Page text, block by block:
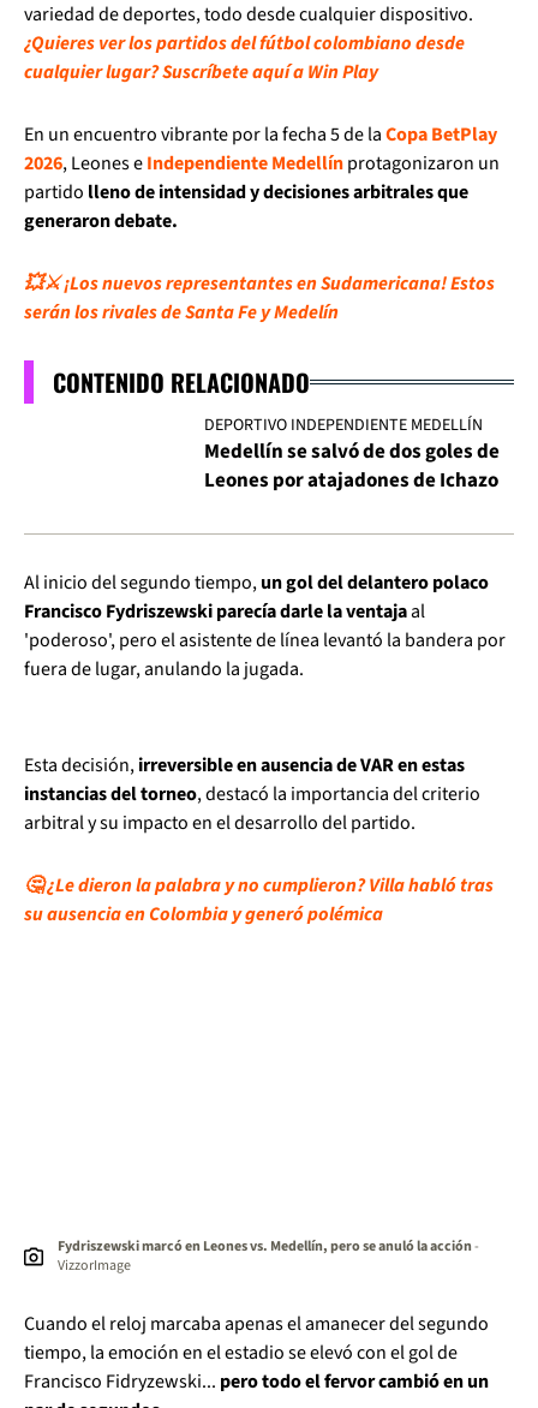
variedad de deportes, todo desde cualquier dispositivo.
¿Quieres ver los partidos del fútbol colombiano desde
cualquier lugar? Suscríbete aquí a Win Play
En un encuentro vibrante por la fecha 5 de laCopa BetPlay
2026, Leones eIndependiente Medellínprotagonizaron un
partido lleno de intensidad y decisiones arbitrales que
generaron debate.
💥⚔️ ¡Los nuevos representantes en Sudamericana! Estos
serán los rivales de Santa Fe y Medelín
CONTENIDO RELACIONADO
DEPORTIVO INDEPENDIENTE MEDELLÍN
Medellín se salvó de dos goles de
Leones por atajadones de Ichazo
Al inicio del segundo tiempo,un gol del delantero polaco
Francisco Fydriszewski parecía darle la ventajaal
'poderoso', pero el asistente de línea levantó la bandera por
fuera de lugar, anulando la jugada.
Esta decisión,irreversible en ausencia de VAR en estas
instancias del torneo, destacó la importancia del criterio
arbitral y su impacto en el desarrollo del partido.
🤔 ¿Le dieron la palabra y no cumplieron? Villa habló tras
su ausencia en Colombia y generó polémica
Fydriszewski marcó en Leones vs. Medellín, pero se anuló la acción-
VizzorImage
Cuando el reloj marcaba apenas el amanecer del segundo
tiempo, la emoción en el estadio se elevó con el gol de
Francisco Fidryzewski... pero todo el fervor cambió en un